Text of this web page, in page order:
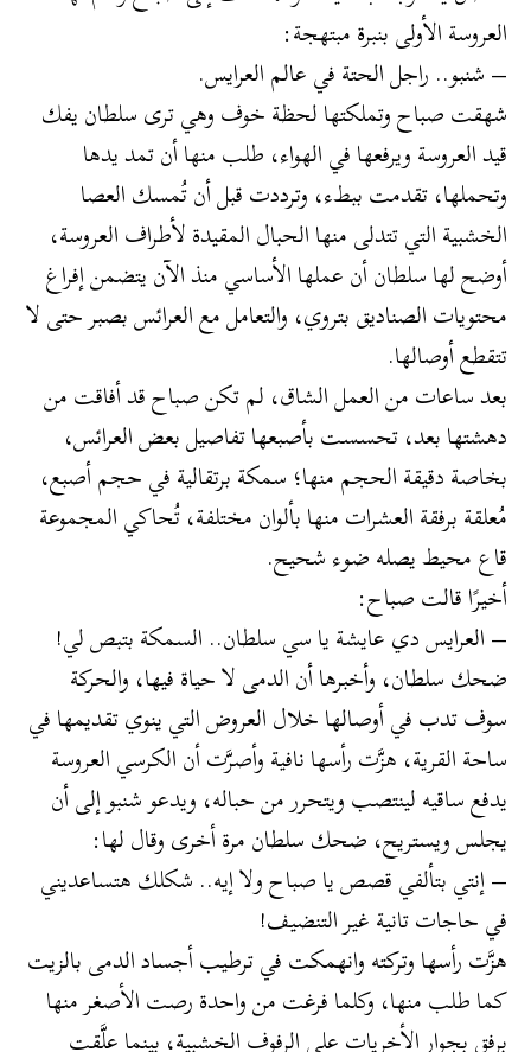
العروسة الأولى بنبرة مبتهجة:
– شنبو.. راجل الحتة في عالم العرايس.
شهقت صباح وتملكتها لحظة خوف وهي ترى سلطان يفك
قيد العروسة ويرفعها في الهواء، طلب منها أن تمد يدها
وتحملها، تقدمت ببطء، وترددت قبل أن تُمسك العصا
الخشبية التي تتدلى منها الحبال المقيدة لأطراف العروسة،
أوضح لها سلطان أن عملها الأساسي منذ الآن يتضمن إفراغ
محتويات الصناديق بتروي، والتعامل مع العرائس بصبر حتى لا
تتقطع أوصالها.
بعد ساعات من العمل الشاق، لم تكن صباح قد أفاقت من
دهشتها بعد، تحسست بأصبعها تفاصيل بعض العرائس،
بخاصة دقيقة الحجم منها؛ سمكة برتقالية في حجم أصبع،
مُعلقة برفقة العشرات منها بألوان مختلفة، تُحاكي المجموعة
قاع محيط يصله ضوء شحيح.
أخيرًا قالت صباح:
– العرايس دي عايشة يا سي سلطان.. السمكة بتبص لي!
ضحك سلطان، وأخبرها أن الدمى لا حياة فيها، والحركة
سوف تدب في أوصالها خلال العروض التي ينوي تقديمها في
ساحة القرية، هزَّت رأسها نافية وأصرَّت أن الكرسي العروسة
يدفع ساقيه لينتصب ويتحرر من حباله، ويدعو شنبو إلى أن
يجلس ويستريح، ضحك سلطان مرة أخرى وقال لها:
– إنتي بتألفي قصص يا صباح ولا إيه.. شكلك هتساعديني
في حاجات تانية غير التنضيف!
هزَّت رأسها وتركته وانهمكت في ترطيب أجساد الدمى بالزيت
كما طلب منها، وكلما فرغت من واحدة رصت الأصغر منها
برفق بجوار الأخريات على الرفوف الخشبية، بينما علَّقت